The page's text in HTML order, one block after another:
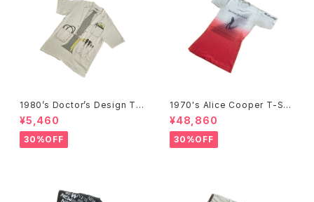
1980’s Doctor’s Design Tr
ompe-l'œil T-Shirts -1980
年代 騙し絵Tシャツ-
¥5,460
30%OFF
1970's Alice Cooper T-Shi
rts -1970年代 アリス・クーパ
ーTシャツ-
¥48,860
30%OFF